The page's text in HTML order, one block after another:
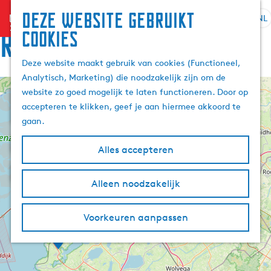
Deze website gebruikt
cookies
Deze website maakt gebruik van cookies (Functioneel,
Analytisch, Marketing) die noodzakelijk zijn om de
website zo goed mogelijk te laten functioneren. Door op
accepteren te klikken, geef je aan hiermee akkoord te
gaan.
Alles accepteren
Alleen noodzakelijk
Voorkeuren aanpassen
menu
G
a
n
a
a
r
e
o
e
e
e
S
c
t
e
e
r
t
a
a
l
H
u
i
d
NL
Route
R
o
j
e
3
4
9
W
i
n
d
+
−